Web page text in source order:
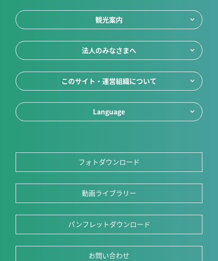
観光案内
法人のみなさまへ
このサイト・運営組織について
Language
フォトダウンロード
動画ライブラリー
パンフレットダウンロード
お問い合わせ